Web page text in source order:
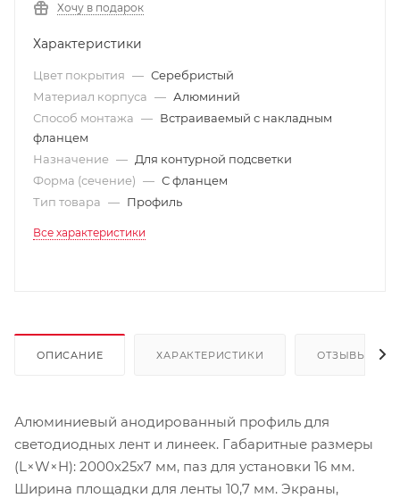
Хочу в подарок
Характеристики
Цвет покрытия — Серебристый
Материал корпуса — Алюминий
Способ монтажа — Встраиваемый с накладным
фланцем
Назначение — Для контурной подсветки
Форма (сечение) — С фланцем
Тип товара — Профиль
Все характеристики
ОПИСАНИЕ ХАРАКТЕРИСТИКИ ОТЗЫВЫ
Алюминиевый анодированный профиль для
светодиодных лент и линеек. Габаритные размеры
(L×W×H): 2000x25x7 мм, паз для установки 16 мм.
Ширина площадки для ленты 10,7 мм. Экраны,